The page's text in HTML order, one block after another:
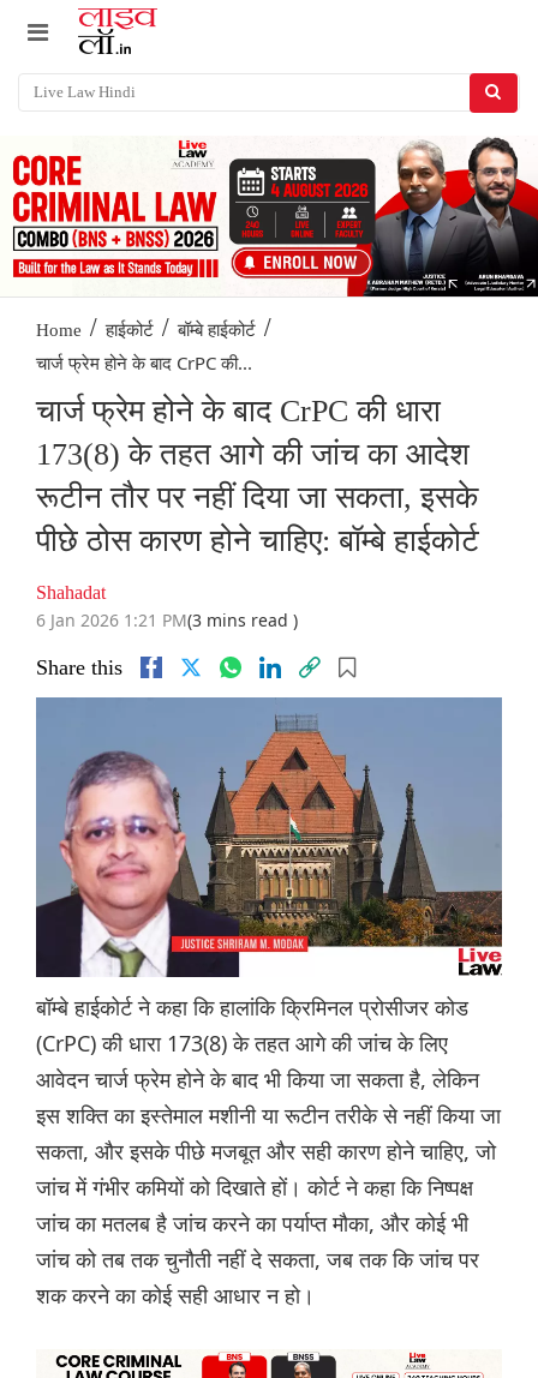
Home / हाईकोर्ट / बॉम्बे हाईकोर्ट /
चार्ज फ्रेम होने के बाद CrPC की...
चार्ज फ्रेम होने के बाद CrPC की धारा
173(8) के तहत आगे की जांच का आदेश
रूटीन तौर पर नहीं दिया जा सकता, इसके
पीछे ठोस कारण होने चाहिए: बॉम्बे हाईकोर्ट
Shahadat
6 Jan 2026 1:21 PM(3 mins read )
Share this
बॉम्बे हाईकोर्ट ने कहा कि हालांकि क्रिमिनल प्रोसीजर कोड
(CrPC) की धारा 173(8) के तहत आगे की जांच के लिए
आवेदन चार्ज फ्रेम होने के बाद भी किया जा सकता है, लेकिन
इस शक्ति का इस्तेमाल मशीनी या रूटीन तरीके से नहीं किया जा
सकता, और इसके पीछे मजबूत और सही कारण होने चाहिए, जो
जांच में गंभीर कमियों को दिखाते हों। कोर्ट ने कहा कि निष्पक्ष
जांच का मतलब है जांच करने का पर्याप्त मौका, और कोई भी
जांच को तब तक चुनौती नहीं दे सकता, जब तक कि जांच पर
शक करने का कोई सही आधार न हो।